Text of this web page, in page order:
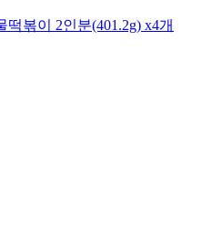
볶이 2인분(401.2g) x4개